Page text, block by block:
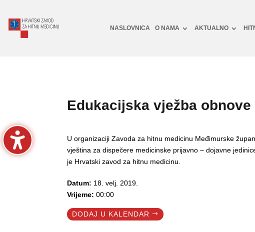
NASLOVNICA O NAMA AKTUALNO
Edukacijska vježba
U organizaciji Zavoda za hitnu medicinu Međimurske
vještina za dispečere medicinske prijavno – dojavne
je Hrvatski zavod za hitnu medicinu.
Datum: 18. velj. 2019.
Vrijeme:00:00
DODAJ U KALENDAR